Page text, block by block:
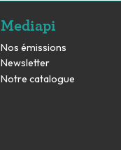
Mediapi
Nos émissions
Newsletter
Notre catalogue